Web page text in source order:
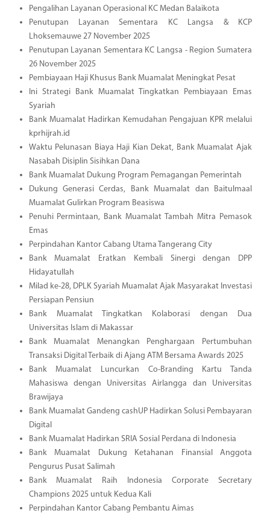
Pengalihan Layanan Operasional KC Medan Balaikota
Penutupan Layanan Sementara KC Langsa & KCP
Lhoksemauwe 27 November 2025
Penutupan Layanan Sementara KC Langsa - Region Sumatera
26 November 2025
Pembiayaan Haji Khusus Bank Muamalat Meningkat Pesat
Ini Strategi Bank Muamalat Tingkatkan Pembiayaan Emas
Syariah
Bank Muamalat Hadirkan Kemudahan Pengajuan KPR melalui
kprhijrah.id
Waktu Pelunasan Biaya Haji Kian Dekat, Bank Muamalat Ajak
Nasabah Disiplin Sisihkan Dana
Bank Muamalat Dukung Program Pemagangan Pemerintah
Dukung Generasi Cerdas, Bank Muamalat dan Baitulmaal
Muamalat Gulirkan Program Beasiswa
Penuhi Permintaan, Bank Muamalat Tambah Mitra Pemasok
Emas
Perpindahan Kantor Cabang Utama Tangerang City
Bank Muamalat Eratkan Kembali Sinergi dengan DPP
Hidayatullah
Milad ke-28, DPLK Syariah Muamalat Ajak Masyarakat Investasi
Persiapan Pensiun
Bank Muamalat Tingkatkan Kolaborasi dengan Dua
Universitas Islam di Makassar
Bank Muamalat Menangkan Penghargaan Pertumbuhan
Transaksi Digital Terbaik di Ajang ATM Bersama Awards 2025
Bank Muamalat Luncurkan Co-Branding Kartu Tanda
Mahasiswa dengan Universitas Airlangga dan Universitas
Brawijaya
Bank Muamalat Gandeng cashUP Hadirkan Solusi Pembayaran
Digital
Bank Muamalat Hadirkan SRIA Sosial Perdana di Indonesia
Bank Muamalat Dukung Ketahanan Finansial Anggota
Pengurus Pusat Salimah
Bank Muamalat Raih Indonesia Corporate Secretary
Champions 2025 untuk Kedua Kali
Perpindahan Kantor Cabang Pembantu Aimas